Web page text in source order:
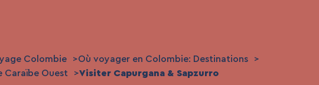
Colombie
Où voyager en Colombie: Destinations
Caraïbe Ouest
Visiter Capurgana & Sapzurro